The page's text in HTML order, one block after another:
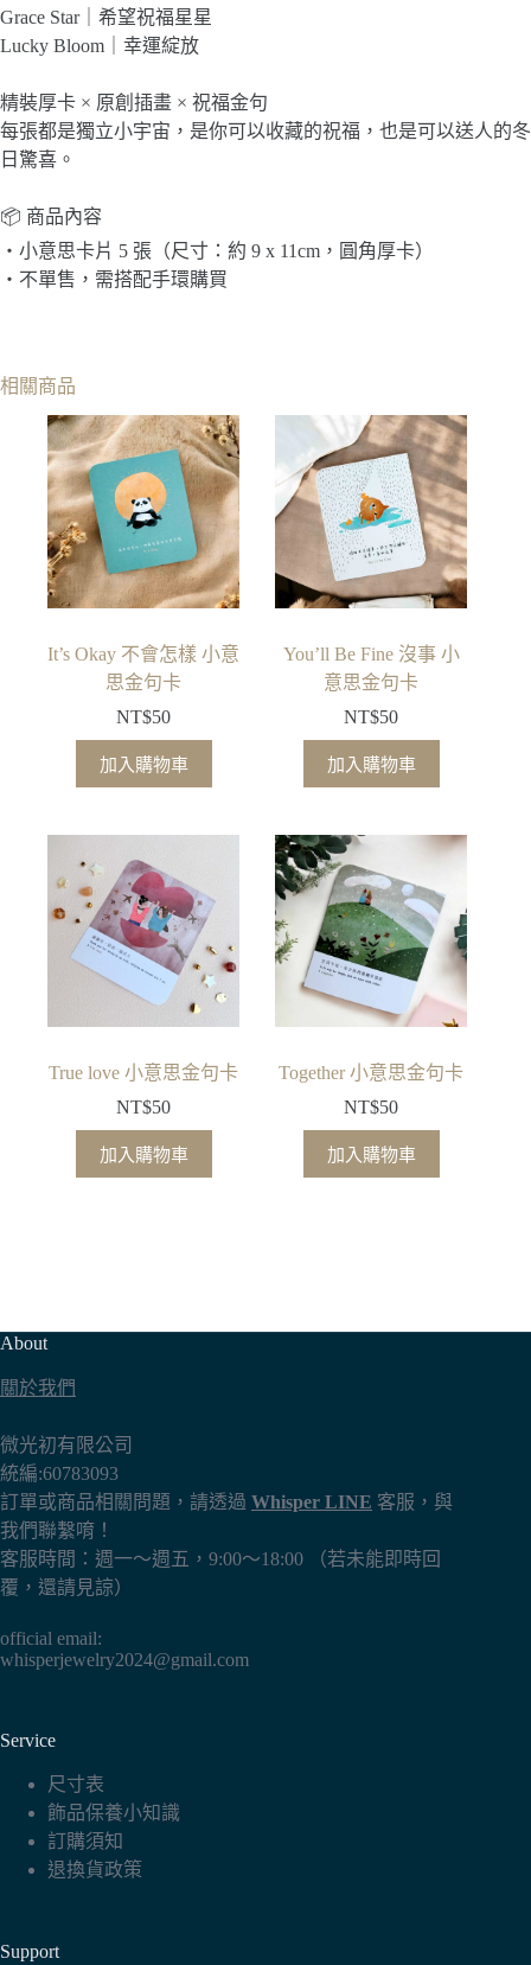
Grace Star｜希望祝福星星
Lucky Bloom｜幸運綻放
精裝厚卡 × 原創插畫 × 祝福金句
每張都是獨立小宇宙，是你可以收藏的祝福，也是可以送人的冬
日驚喜。
📦 商品內容
・小意思卡片 5 張（尺寸：約 9 x 11cm，圓角厚卡）
・不單售，需搭配手環購買
相關商品
It’s Okay 不會怎樣 小意
思金句卡
NT$50
加入購物車
You’ll Be Fine 沒事 小
意思金句卡
NT$50
加入購物車
True love 小意思金句卡
NT$50
加入購物車
Together 小意思金句卡
NT$50
加入購物車
About
關於我們
微光初有限公司
統編:60783093
訂單或商品相關問題，請透過 Whisper LINE 客服，與
我們聯繫唷！
客服時間：週一～週五，9:00～18:00 （若未能即時回
覆，還請見諒）
official email:
whisperjewelry2024@gmail.com
Service
尺寸表
飾品保養小知識
訂購須知
退換貨政策
Support